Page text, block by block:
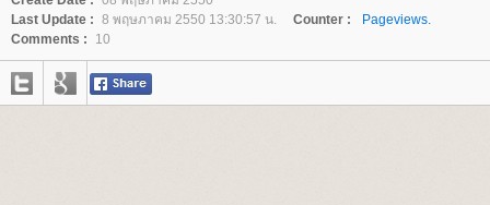
Last Update : 8 พฤษภาคม 2550 13:30:57 น. Counter :
Pageviews.
Comments :
10